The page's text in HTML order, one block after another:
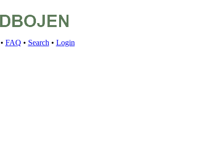
FAQ • Search • Login